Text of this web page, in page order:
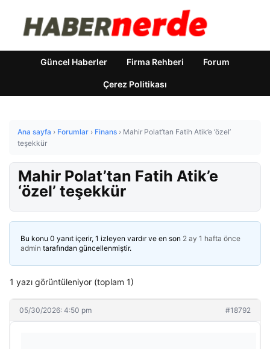
Güncel Haberler Firma Rehberi Forum
Çerez Politikası
Ana sayfa › Forumlar › Finans › Mahir Polat’tan Fatih Atik’e ‘özel’
teşekkür
Mahir Polat’tan Fatih Atik’e
‘özel’ teşekkür
Bu konu 0 yanıt içerir, 1 izleyen vardır ve en son 2 ay 1 hafta önce
admin tarafından güncellenmiştir.
1 yazı görüntüleniyor (toplam 1)
05/30/2026: 4:50 pm #18792